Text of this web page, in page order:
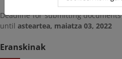
Deadline for submitting
until asteartea, maiatza 03, 2022
Eranskinak